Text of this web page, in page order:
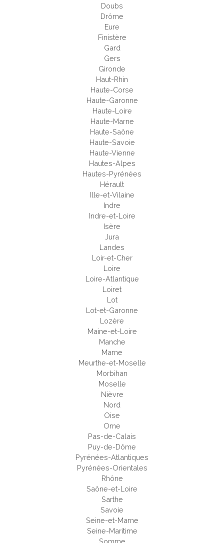
Doubs
Drôme
Eure
Finistère
Gard
Gers
Gironde
Haut-Rhin
Haute-Corse
Haute-Garonne
Haute-Loire
Haute-Marne
Haute-Saône
Haute-Savoie
Haute-Vienne
Hautes-Alpes
Hautes-Pyrénées
Hérault
Ille-et-Vilaine
Indre
Indre-et-Loire
Isère
Jura
Landes
Loir-et-Cher
Loire
Loire-Atlantique
Loiret
Lot
Lot-et-Garonne
Lozère
Maine-et-Loire
Manche
Marne
Meurthe-et-Moselle
Morbihan
Moselle
Nièvre
Nord
Oise
Orne
Pas-de-Calais
Puy-de-Dôme
Pyrénées-Atlantiques
Pyrénées-Orientales
Rhône
Saône-et-Loire
Sarthe
Savoie
Seine-et-Marne
Seine-Maritime
Somme